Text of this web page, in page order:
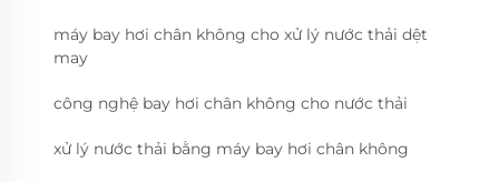
máy bay hơi chân không cho xử lý nước thải dệt
may
công nghệ bay hơi chân không cho nước thải
xử lý nước thải bằng máy bay hơi chân không